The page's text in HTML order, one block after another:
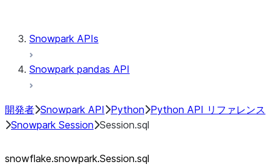
Snowpark APIs
Snowpark pandas API
開発者 Snowpark API Python Python API リファレンス
Snowpark Session Session.sql
snowflake.snowpark.Session.sql